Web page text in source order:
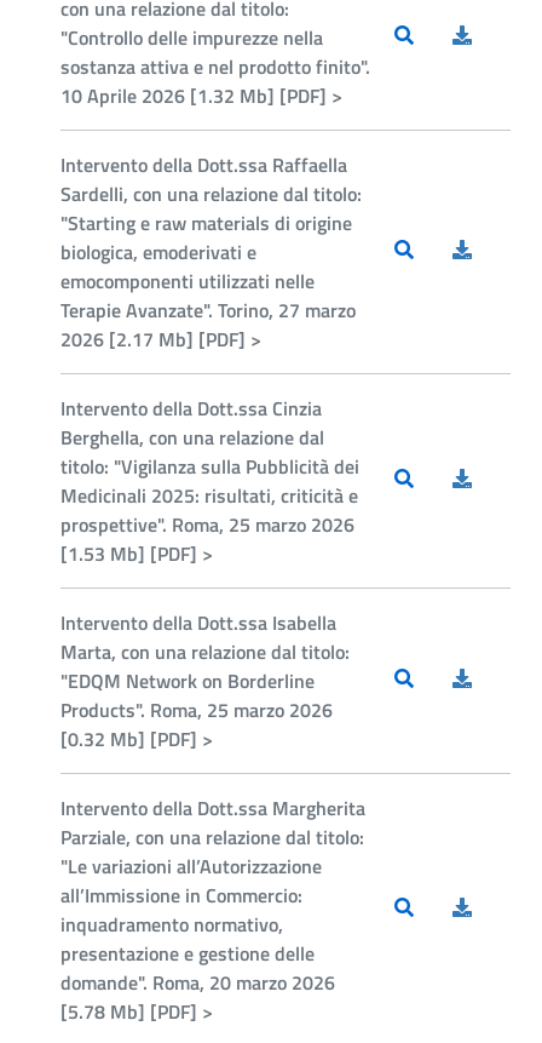
con una relazione dal titolo:
"Controllo delle impurezze nella
sostanza attiva e nel prodotto finito".
10 Aprile 2026 [1.32 Mb] [PDF] >
Intervento della Dott.ssa Raffaella
Sardelli, con una relazione dal titolo:
"Starting e raw materials di origine
biologica, emoderivati e
emocomponenti utilizzati nelle
Terapie Avanzate". Torino, 27 marzo
2026 [2.17 Mb] [PDF] >
Intervento della Dott.ssa Cinzia
Berghella, con una relazione dal
titolo: "Vigilanza sulla Pubblicità dei
Medicinali 2025: risultati, criticità e
prospettive". Roma, 25 marzo 2026
[1.53 Mb] [PDF] >
Intervento della Dott.ssa Isabella
Marta, con una relazione dal titolo:
"EDQM Network on Borderline
Products". Roma, 25 marzo 2026
[0.32 Mb] [PDF] >
Intervento della Dott.ssa Margherita
Parziale, con una relazione dal titolo:
"Le variazioni all’Autorizzazione
all’Immissione in Commercio:
inquadramento normativo,
presentazione e gestione delle
domande". Roma, 20 marzo 2026
[5.78 Mb] [PDF] >